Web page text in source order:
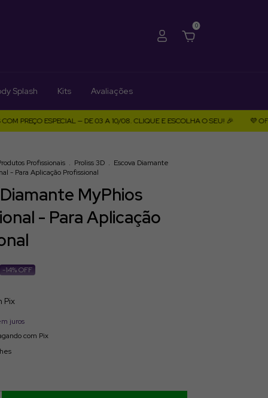
0
Splash Kits Avaliações
ESPECIAL — DE 03 A 10/08. CLIQUE E ESCOLHA O SEU! 🎉 💜 OFERTA
Profissionais . Proliss 3D . Escova Diamante
- Para Aplicação Profissional
MyPhios
- Para Aplicação
-14% OFF
Pix
juros
com Pix